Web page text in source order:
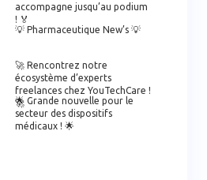
accompagne jusqu’au podium
! 🏅
💡 Pharmaceutique New’s 💡
🚀 Rencontrez notre
écosystème d’experts
freelances chez YouTechCare !
🚀
🌟 Grande nouvelle pour le
secteur des dispositifs
médicaux ! 🌟